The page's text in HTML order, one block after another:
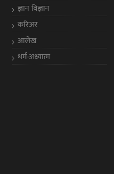
ज्ञान विज्ञान
करिअर
आलेख
धर्म-अध्यात्म